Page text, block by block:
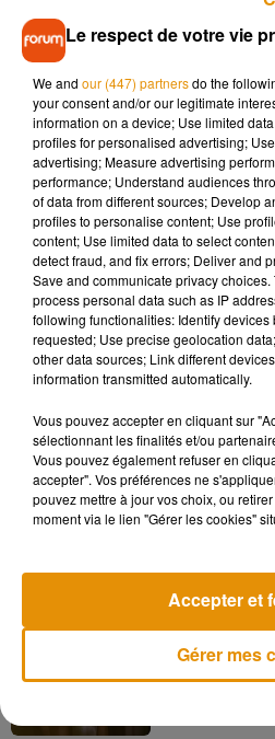
Le jeu est terminé
Musique
5 août 2026
Après le film,
le père de
Tiny Desk
live session
Benjamin
festival dans
4 août 2026
Ariana
Le respect de votre vie
We and our (447) partnersdo the
your consent and/or our legitimate
information on a device; Use limited
profiles for personalised advertising;
advertising; Measure advertising
performance; Understand audiences
of data from different sources; Develop
profiles to personalise content; Use
content; Use limited data to select
detect fraud, and fix errors; Deliver and
Save and communicate privacy
process personal data such as IP
following functionalities: Identify
requested; Use precise geolocation
other data sources; Link different
information transmitted automatically.
Vous pouvez accepter en cliquant sur
sélectionnant les finalités et/ou
Vous pouvez également refuser en
accepter". Vos préférences ne
pouvez mettre à jour vos choix, ou
moment via le lien "Gérer les cookies"
Gérer mes
Accepter et